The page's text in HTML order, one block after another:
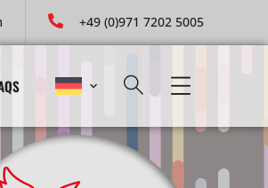
+49 (0)971 7202 5005